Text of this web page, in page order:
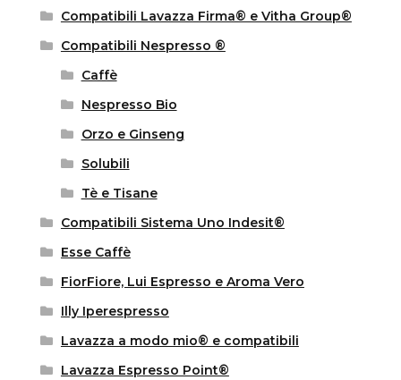
Compatibili Lavazza Firma® e Vitha Group®
Compatibili Nespresso ®
Caffè
Nespresso Bio
Orzo e Ginseng
Solubili
Tè e Tisane
Compatibili Sistema Uno Indesit®
Esse Caffè
FiorFiore, Lui Espresso e Aroma Vero
Illy Iperespresso
Lavazza a modo mio® e compatibili
Lavazza Espresso Point®